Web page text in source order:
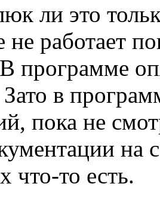
ли это
работает
программе
в
пока не
на
что-то есть.